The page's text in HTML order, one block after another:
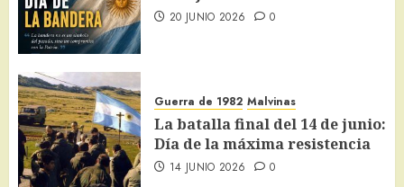
20 JUNIO 2026 0
Guerra de 1982 Malvinas
La batalla final del 14 de junio:
Día de la máxima resistencia
14 JUNIO 2026 0